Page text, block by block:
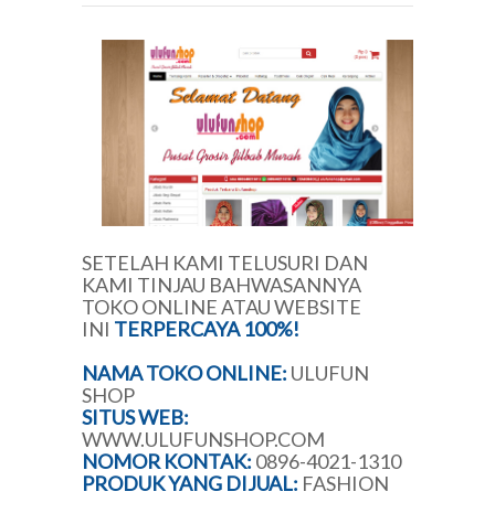
SETELAH KAMI TELUSURI DAN
KAMI TINJAU BAHWASANNYA
TOKO ONLINE ATAU WEBSITE
INI TERPERCAYA 100%!
NAMA TOKO ONLINE: ULUFUN
SHOP
SITUS WEB:
WWW.ULUFUNSHOP.COM
NOMOR KONTAK: 0896-4021-1310
PRODUK YANG DIJUAL: FASHION